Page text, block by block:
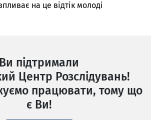
на це відтік молоді
Ви підтримали
Центр Розслідувань!
працювати, тому що
є Ви!